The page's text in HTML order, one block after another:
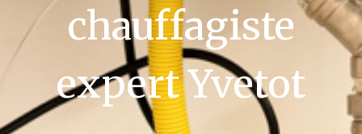
chauffagiste
expert Yvetot